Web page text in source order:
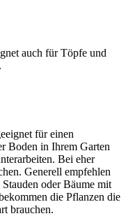
auch für Töpfe und
für einen
Boden in Ihrem Garten
Bei eher
Generell empfehlen
oder Bäume mit
die Pflanzen die
brauchen.